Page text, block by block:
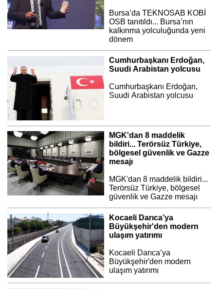
Bursa’da TEKNOSAB KOBİ
OSB tanıtıldı... Bursa’nın
kalkınma yolculuğunda yeni
dönem
Cumhurbaşkanı Erdoğan,
Suudi Arabistan yolcusu
Cumhurbaşkanı Erdoğan,
Suudi Arabistan yolcusu
MGK'dan 8 maddelik
bildiri... Terörsüz Türkiye,
bölgesel güvenlik ve Gazze
mesajı
MGK'dan 8 maddelik bildiri...
Terörsüz Türkiye, bölgesel
güvenlik ve Gazze mesajı
Kocaeli Darıca’ya
Büyükşehir'den modern
ulaşım yatırımı
Kocaeli Darıca’ya
Büyükşehir'den modern
ulaşım yatırımı